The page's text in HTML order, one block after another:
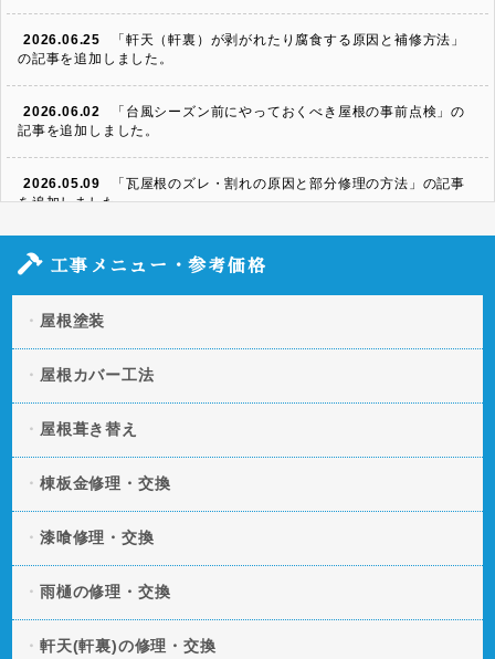
2026.06.25
「軒天（軒裏）が剥がれたり腐食する原因と補修方法」
の記事を追加しました。
2026.06.02
「台風シーズン前にやっておくべき屋根の事前点検」の
記事を追加しました。
2026.05.09
「瓦屋根のズレ・割れの原因と部分修理の方法」の記事
を追加しました。
2026.04.06
「スレート屋根の割れ・欠けを放置するとどうなる？修
理方法と費用」の記事を追加しました。
2026.03.11
策」の記事を追加しました。
2026.01.20
「屋根の断熱・遮熱性を向上させる方法とは？」の記事
を追加しました。
「屋根の色褪せの原因とは？美観と機能性を守る塗装タ
イミング」の記事を追加しました。
工事メニュー・参考価格
屋根塗装
屋根カバー工法
屋根葺き替え
棟板金修理・交換
漆喰修理・交換
雨樋の修理・交換
軒天(軒裏)の修理・交換